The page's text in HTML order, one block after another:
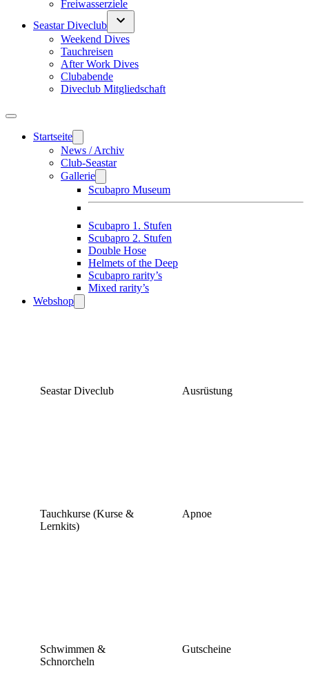
Freiwasserziele
Seastar Diveclub
Weekend Dives
Tauchreisen
After Work Dives
Clubabende
Diveclub Mitgliedschaft
Startseite
News / Archiv
Club-Seastar
Gallerie
Scubapro Museum
Scubapro 1. Stufen
Scubapro 2. Stufen
Double Hose
Helmets of the Deep
Scubapro rarity’s
Mixed rarity’s
Webshop
Seastar Diveclub Ausrüstung
Tauchkurse (Kurse &
Lernkits)
Apnoe
Schwimmen &
Schnorcheln
Gutscheine